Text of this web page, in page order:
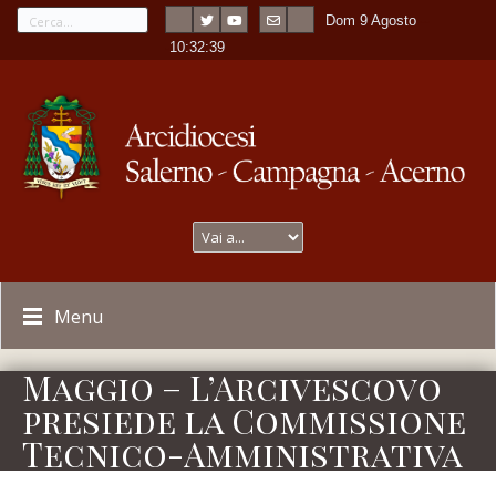
Dom 9 Agosto
10:32:39
Menu
Maggio – L’Arcivescovo
presiede la Commissione
Tecnico-Amministrativa